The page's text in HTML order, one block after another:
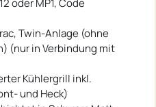
oder MP1, Code
Twin-Anlage (ohne
(nur in Verbindung mit
Kühlergrill inkl.
und Heck)